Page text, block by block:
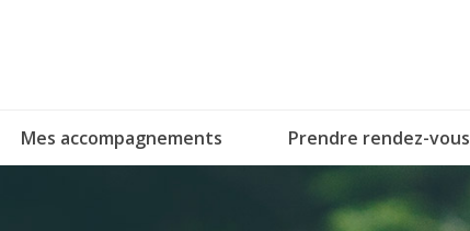
Mes accompagnements Prendre rendez-vous